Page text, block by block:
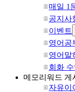
매일 1
공지사
이벤트
영어공
영어말
회화
메모리워드 게
자유이